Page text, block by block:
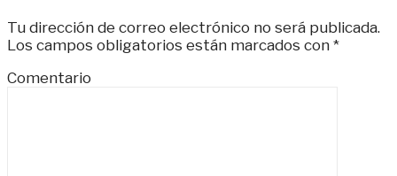
Tu dirección de correo electrónico no será publicada.
Los campos obligatorios están marcados con *
Comentario